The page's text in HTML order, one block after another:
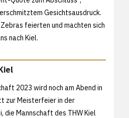
Gesichtsausdruck.
feierten und machten sich
nach Kiel.
2023 wird noch am Abend in
zur Meisterfeier in der
die Mannschaft des THW Kiel